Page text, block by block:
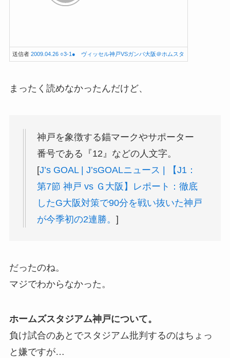
送信者2009.04.26 ○3-1● ヴィッセル神戸VSガンバ大阪＠ホムスタ
まったく読めなかったんだけど、
神戸を象徴する錨マークやサポーター
番号である『12』などの人文字。
[J’s GOAL | J’sGOALニュース | 【J1：
第7節 神戸 vs Ｇ大阪】レポート：徹底
したG大阪対策で90分を戦い抜いた神戸
が今季初の2連勝。 ]
だったのね。
マジでわからなかった。
ホームズスタジアム神戸について。
負け試合のあとでスタジアム批判するのはちょっ
と嫌ですが…